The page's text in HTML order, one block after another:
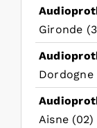
Gironde
Dordogne
Aisne (02)